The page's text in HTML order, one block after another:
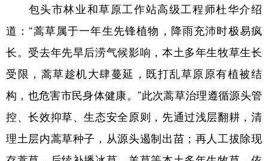
English Español Français عربى
Русский язык 日本語 한국어
Deutsch Português
包头市林业和草原工作站高级工程师杜华介绍
道：“蒿草属于一年生先锋植物，降雨充沛时极易疯
长。受去年先旱后涝气候影响，本土多年生牧草生长
受限，蒿草趁机大肆蔓延，既打乱草原原有植被结
构，也危害市民身体健康。”此次蒿草治理遵循源头管
控、长效抑草、生态安全原则，先通过浅层翻耕，清
理土层内蒿草种子，从源头遏制出苗；再人工拔除现